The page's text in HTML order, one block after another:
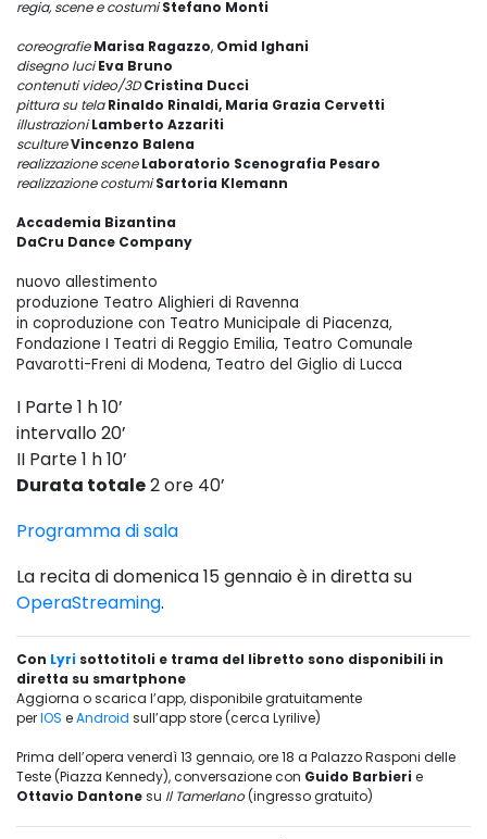
regia, scene e costumiStefano Monti
coreografieMarisa Ragazzo, Omid Ighani
disegno luciEva Bruno
contenuti video/3DCristina Ducci
pittura su telaRinaldo Rinaldi, Maria Grazia Cervetti
illustrazioniLamberto Azzariti
scultureVincenzo Balena
realizzazione sceneLaboratorio Scenografia Pesaro
realizzazione costumiSartoria Klemann
Accademia Bizantina
DaCru Dance Company
nuovo allestimento
produzione Teatro Alighieri di Ravenna
in coproduzione con Teatro Municipale di Piacenza,
Fondazione I Teatri di Reggio Emilia, Teatro Comunale
Pavarotti-Freni di Modena, Teatro del Giglio di Lucca
I Parte 1 h 10’
intervallo 20’
II Parte 1 h 10’
Durata totale2 ore 40’
Programma di sala
La recita di domenica 15 gennaio è in diretta su
OperaStreaming.
Con Lyri sottotitoli e trama del libretto sono disponibili in
diretta su smartphone
Aggiorna o scarica l’app, disponibile gratuitamente
perIOS eAndroid sull’app store (cerca Lyrilive)
Prima dell’opera venerdì 13 gennaio, ore 18 a Palazzo Rasponi delle
Teste (Piazza Kennedy), conversazione con Guido Barbieri e
Ottavio Dantonesu Il Tamerlano(ingresso gratuito)